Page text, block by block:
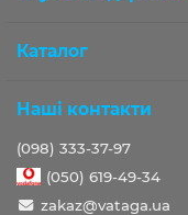
Каталог
Наші контакти
(098) 333-37-97
(050) 619-49-34
zakaz@vataga.ua